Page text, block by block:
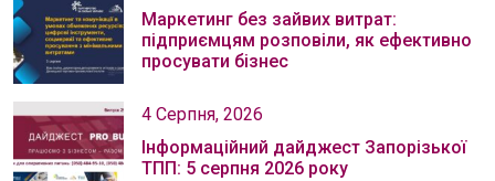
Маркетинг без зайвих витрат:
підприємцям розповіли, як ефективно
просувати бізнес
4 Серпня, 2026
Інформаційний дайджест Запорізької
ТПП: 5 серпня 2026 року